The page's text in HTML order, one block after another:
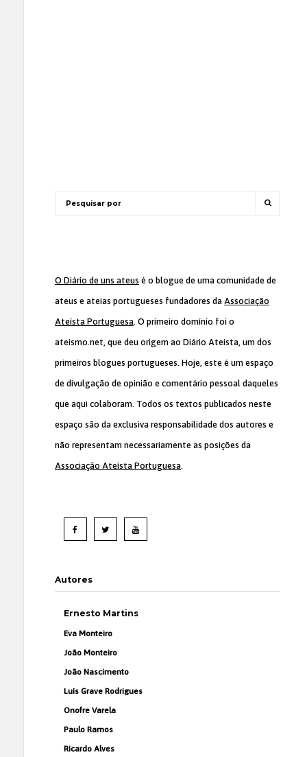
O Diário de uns ateus é o blogue de uma comunidade de
ateus e ateias portugueses fundadores da Associação
Ateísta Portuguesa. O primeiro domínio foi o
ateismo.net, que deu origem ao Diário Ateísta, um dos
primeiros blogues portugueses. Hoje, este é um espaço
de divulgação de opinião e comentário pessoal daqueles
que aqui colaboram. Todos os textos publicados neste
espaço são da exclusiva responsabilidade dos autores e
não representam necessariamente as posições da
Associação Ateísta Portuguesa.
Autores
Ernesto Martins
Eva Monteiro
João Monteiro
João Nascimento
Luís Grave Rodrigues
Onofre Varela
Paulo Ramos
Ricardo Alves